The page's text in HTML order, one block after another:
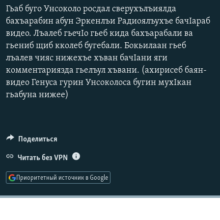
РАСПИСАНИЕ ВЕЩАНИЯ
ПОДПИШИТЕСЬ НА РАССЫЛКУ
Гьаб буго Унсоколо росдал сверухълъиялда
бахъарабин абун Эркенлъи Радиоялъухъе бачIараб
видео. Лъалеб гьечIо гьеб кида бахъарабали ва
гьениб щиб кколеб бугебали. Бокьилаан гьеб
лъалев чияс нижехъе хъван бачIани яги
комментариязда гьелъул хъвани. (ахирисеб баян-
видео Генуса гурин Унсоколоса бугин мухIкан
гьабуна нижее)
Поделиться
Читать без VPN
Приоритетный источник в Google